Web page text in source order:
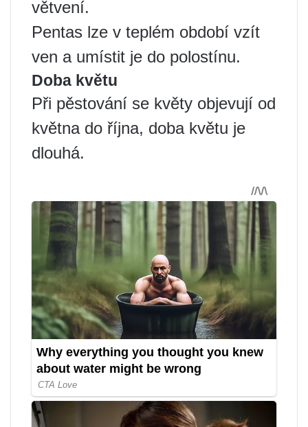
větvení.
Pentas lze v teplém období vzít
ven a umístit je do polostínu.
Doba květu
Při pěstování se květy objevují od
května do října, doba květu je
dlouhá.